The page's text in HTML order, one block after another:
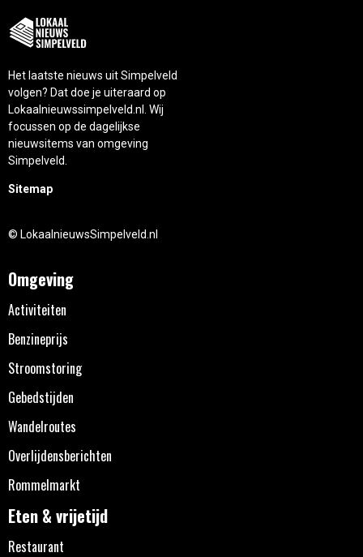
Het laatste nieuws uit Simpelveld
volgen? Dat doe je uiteraard op
Lokaalnieuwssimpelveld.nl. Wij
focussen op de dagelijkse
nieuwsitems van omgeving
Simpelveld.
Sitemap
© LokaalnieuwsSimpelveld.nl
Omgeving
Activiteiten
Benzineprijs
Stroomstoring
Gebedstijden
Wandelroutes
Overlijdensberichten
Rommelmarkt
Eten & vrijetijd
Restaurant